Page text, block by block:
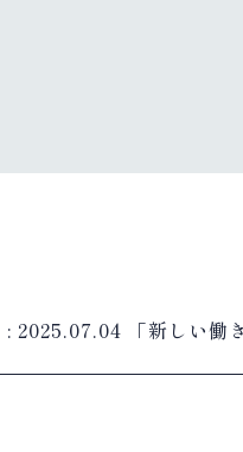
: 2025.07.04 「新しい働